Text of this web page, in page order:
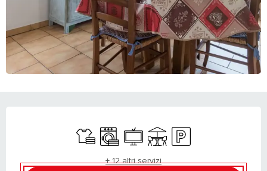
Lenzuola e biancheria
LavatriceTelevisione
TerrazzaParcheggio
+ 12 altri servizi